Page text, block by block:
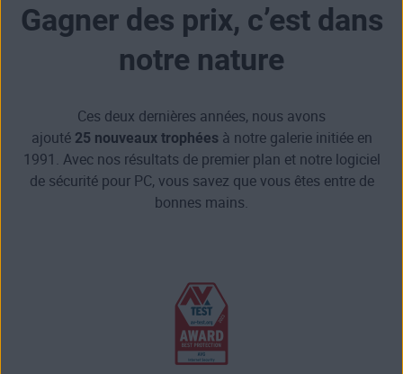
Gagner des prix, c’est dans
notre nature
Ces deux dernières années, nous avons
ajouté 25 nouveaux trophéesà notre galerie initiée en
1991. Avec nos résultats de premier plan et notre logiciel
de sécurité pour PC, vous savez que vous êtes entre de
bonnes mains.